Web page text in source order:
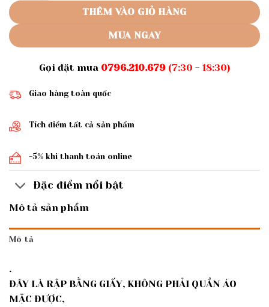
THÊM VÀO GIỎ HÀNG
MUA NGAY
Gọi đặt mua 0796.210.679(7:30 - 18:30)
Giao hàng toàn quốc
Tích điểm tất cả sản phẩm
-5% khi thanh toán online
Đặc điểm nổi bật
Mô tả sản phẩm
Mô tả
.
ĐÂY LÀ RẬP BẰNG GIẤY, KHÔNG PHẢI QUẦN ÁO
MẶC ĐƯỢC,